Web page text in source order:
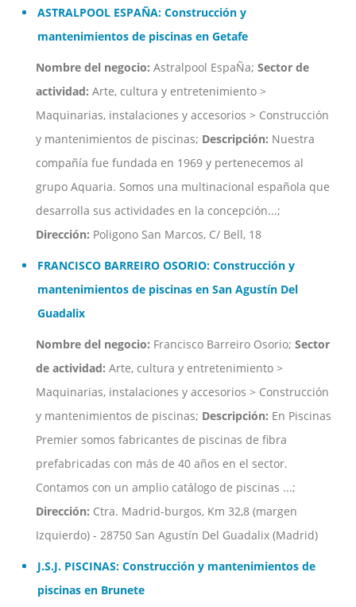
ASTRALPOOL ESPAÑA: Construcción y
mantenimientos de piscinas en Getafe
Nombre del negocio: Astralpool EspaÑa; Sector de
actividad: Arte, cultura y entretenimiento >
Maquinarias, instalaciones y accesorios > Construcción
y mantenimientos de piscinas; Descripción: Nuestra
compañía fue fundada en 1969 y pertenecemos al
grupo Aquaria. Somos una multinacional española que
desarrolla sus actividades en la concepción...;
Dirección: Poligono San Marcos, C/ Bell, 18
FRANCISCO BARREIRO OSORIO: Construcción y
mantenimientos de piscinas en San Agustín Del
Guadalix
Nombre del negocio: Francisco Barreiro Osorio; Sector
de actividad: Arte, cultura y entretenimiento >
Maquinarias, instalaciones y accesorios > Construcción
y mantenimientos de piscinas; Descripción: En Piscinas
Premier somos fabricantes de piscinas de fibra
prefabricadas con más de 40 años en el sector.
Contamos con un amplio catálogo de piscinas ...;
Dirección: Ctra. Madrid-burgos, Km 32,8 (margen
Izquierdo) - 28750 San Agustín Del Guadalix (Madrid)
J.S.J. PISCINAS: Construcción y mantenimientos de
piscinas en Brunete